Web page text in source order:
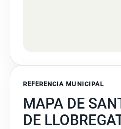
REFERENCIA MUNICIPAL
MAPA DE
DE